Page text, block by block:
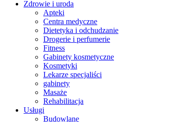
Zdrowie i uroda
Apteki
Centra medyczne
Dietetyka i odchudzanie
Drogerie i perfumerie
Fitness
Gabinety kosmetyczne
Kosmetyki
Lekarze specjaliści
gabinety
Masaże
Rehabilitacja
Usługi
Budowlane